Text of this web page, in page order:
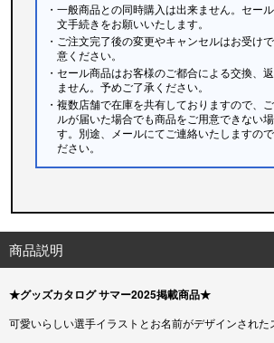
・一般商品との同時購入は出来ません。セー
文手続きをお願いいたします。
・ご注文完了後の変更やキャンセルはお受け
意ください。
・セール商品はお客様のご都合による交換、
ません。予めご了承ください。
・複数店舗で在庫を共有しておりますので、
ルが届いた場合でも商品をご用意できない
す。別途、メールにてご連絡いたしますの
ださい。
商品説明
★グッズカタログ サマー2025掲載商品★
可愛いらしい選手イラストとお名前がデザインされた